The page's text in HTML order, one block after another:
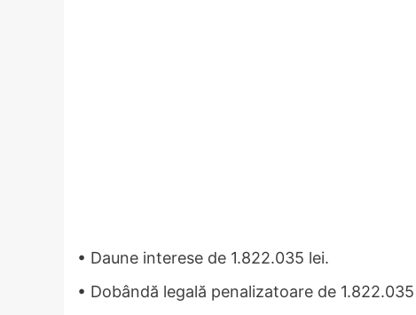
• Daune interese de 1.822.035 lei.
• Dobândă legală penalizatoare de